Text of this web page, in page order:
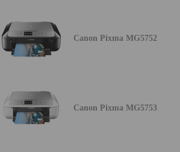
Canon Pixma MG5752
Canon Pixma MG5753